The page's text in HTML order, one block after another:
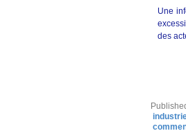
Une
des